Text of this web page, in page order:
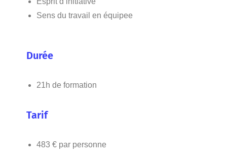
Sens du travail en équipee
Durée
21h de formation
Tarif
483 € par personne